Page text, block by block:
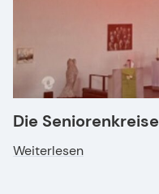
Die
Weiterlesen